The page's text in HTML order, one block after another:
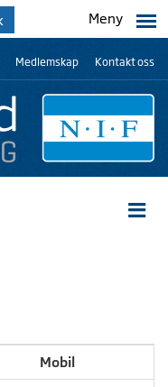
Meny
Medlemskap Kontakt oss
Mobil